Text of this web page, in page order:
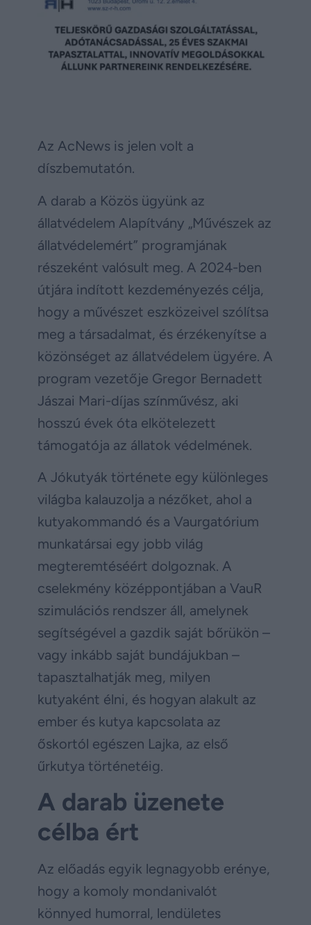
Az AcNews is jelen volt a
díszbemutatón.
A darab a Közös ügyünk az
állatvédelem Alapítvány „Művészek az
állatvédelemért” programjának
részeként valósult meg. A 2024-ben
útjára indított kezdeményezés célja,
hogy a művészet eszközeivel szólítsa
meg a társadalmat, és érzékenyítse a
közönséget az állatvédelem ügyére. A
program vezetője Gregor Bernadett
Jászai Mari-díjas színművész, aki
hosszú évek óta elkötelezett
támogatója az állatok védelmének.
A Jókutyák története egy különleges
világba kalauzolja a nézőket, ahol a
kutyakommandó és a Vaurgatórium
munkatársai egy jobb világ
megteremtéséért dolgoznak. A
cselekmény középpontjában a VauR
szimulációs rendszer áll, amelynek
segítségével a gazdik saját bőrükön –
vagy inkább saját bundájukban –
tapasztalhatják meg, milyen
kutyaként élni, és hogyan alakult az
ember és kutya kapcsolata az
őskortól egészen Lajka, az első
űrkutya történetéig.
A darab üzenete
célba ért
Az előadás egyik legnagyobb erénye,
hogy a komoly mondanivalót
könnyed humorral, lendületes